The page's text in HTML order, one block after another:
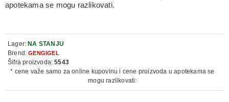
apotekama se mogu razlikovati.
Lager: NA STANJU
Brend: GENGIGEL
Šifra proizvoda: 5543
* cene važe samo za online kupovinu i cene proizvoda u apotekama se
mogu razlikovati: